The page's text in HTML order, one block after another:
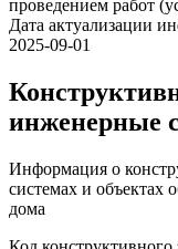
проведением работ
Дата актуализации
2025-09-01
инженерные
Информация о
системах и объектах
дома